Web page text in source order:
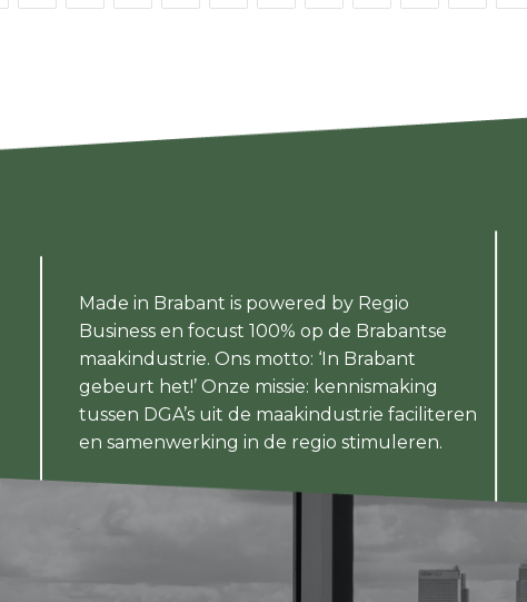
Made in Brabant is powered by Regio
Business en focust 100% op de Brabantse
maakindustrie. Ons motto: ‘In Brabant
gebeurt het!’ Onze missie: kennismaking
tussen DGA’s uit de maakindustrie faciliteren
en samenwerking in de regio stimuleren.